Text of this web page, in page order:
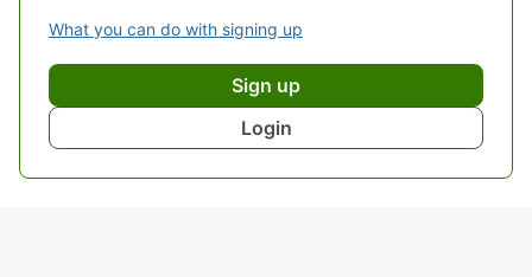
What you can do with signing up
Sign up
Login